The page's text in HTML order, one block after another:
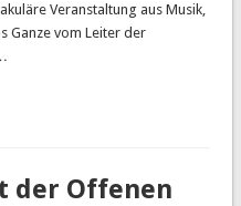
Veranstaltung aus Musik,
Ganze vom Leiter der
der Offenen